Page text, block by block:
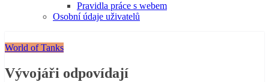
Pravidla práce s webem
Osobní údaje uživatelů
World of Tanks
Vývojáři odpovídají